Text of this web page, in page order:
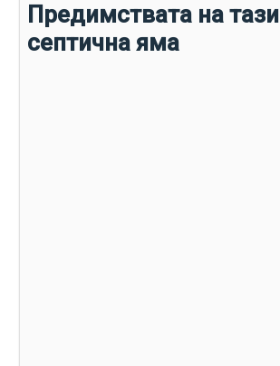
Предимствата на тази
септична яма